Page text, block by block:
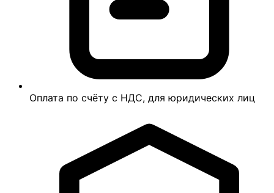
Оплата по счёту с НДС, для юридических лиц